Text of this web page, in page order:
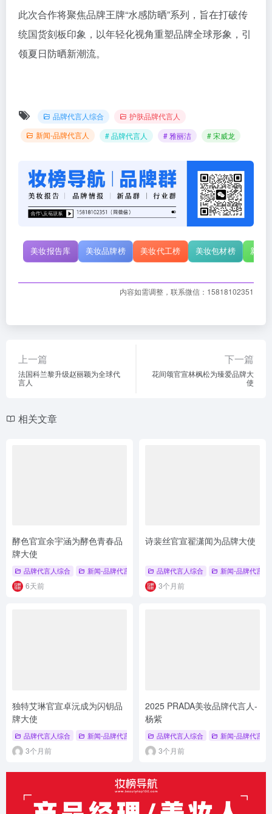
此次合作将聚焦品牌王牌“水感防晒”系列，旨在打破传
统国货刻板印象，以年轻化视角重塑品牌全球形象，引
领夏日防晒新潮流。
品牌代言人综合
护肤品牌代言人
新闻-品牌代言人
# 品牌代言人 # 雅丽洁 # 宋威龙
美妆报告库 美妆品牌榜 美妆代工榜 美妆包材榜 新原
内容如需调整，联系微信：15818102351
上一篇
法国科兰黎升级赵丽颖为全球代
言人
下一篇
花间颂官宣林枫松为臻爱品牌大
使
相关文章
酵色官宣余宇涵为酵色青春品
牌大使
品牌代言人综合 新闻-品牌代言人 # 酵色 # 余宇涵 # 多用霜
6天前
诗裴丝官宣翟潇闻为品牌大使
品牌代言人综合 新闻-品牌代言人
3个月前
独特艾琳官宣卓沅成为闪钥品
牌大使
品牌代言人综合 新闻-品牌代言人
3个月前
2025 PRADA美妆品牌代言人-
杨紫
品牌代言人综合 新闻-品牌代言人
3个月前